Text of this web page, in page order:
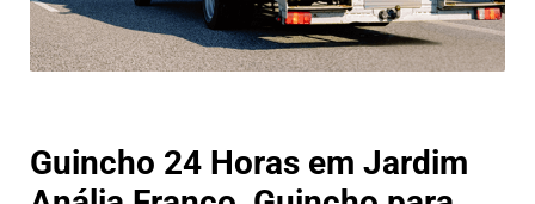
Guincho 24 Horas em Jardim